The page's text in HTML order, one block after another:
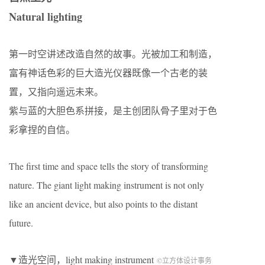
Natural lighting
第一时空讲述改造自然的故事。光被加工和制造，
富有神话色彩的巨大造光仪器既像一个古老的装
置，又指向遥远未来。
紫与蓝的大胆色系拼接，是主创团队骨子里对于色
彩拿捏的自信。
The first time and space tells the story of transforming
nature. The giant light making instrument is not only
like an ancient device, but also points to the distant
future.
▼造光空间，light making instrument ©立方体设计事务